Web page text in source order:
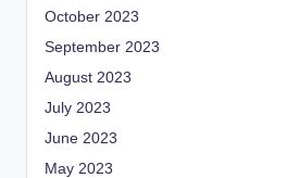
October 2023
September 2023
August 2023
July 2023
June 2023
May 2023